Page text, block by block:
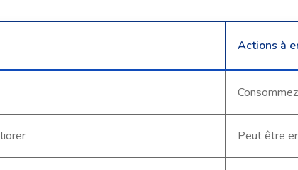
Actions à
Peut être